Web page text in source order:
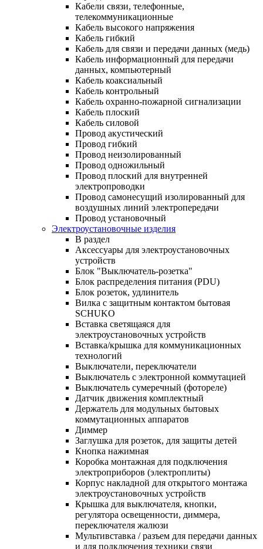
Кабели связи, телефонные,
телекоммуникационные
Кабель высокого напряжения
Кабель гибкий
Кабель для связи и передачи данных (медь)
Кабель информационный для передачи
данных, компьютерный
Кабель коаксиальный
Кабель контрольный
Кабель охранно-пожарной сигнализации
Кабель плоский
Кабель силовой
Провод акустический
Провод гибкий
Провод неизолированный
Провод одножильный
Провод плоский для внутренней
электропроводки
Провод самонесущий изолированный для
воздушных линий электропередачи
Провод установочный
Электроустановочные изделия
В раздел
Аксессуары для электроустановочных
устройств
Блок "Выключатель-розетка"
Блок распределения питания (PDU)
Блок розеток, удлинитель
Вилка с защитным контактом бытовая
SCHUKO
Вставка светящаяся для
электроустановочных устройств
Вставка/крышка для коммуникационных
технологий
Выключатели, переключатели
Выключатель с электронной коммутацией
Выключатель сумеречный (фотореле)
Датчик движения комплектный
Держатель для модульных бытовых
коммутационных аппаратов
Диммер
Заглушка для розеток, для защиты детей
Кнопка нажимная
Коробка монтажная для подключения
электроприборов (электроплиты)
Корпус накладной для открытого монтажа
электроустановочных устройств
Крышка для выключателя, кнопки,
регулятора освещенности, диммера,
переключателя жалюзи
Мультивставка / разъем для передачи данных
и для подключения техники связи